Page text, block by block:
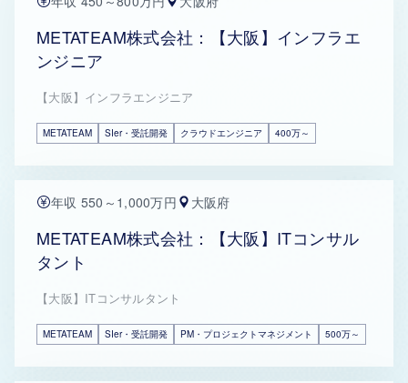
METATEAM株式会社：【大阪】インフラエ
ンジニア
【大阪】インフラエンジニア
METATEAM SIer・受託開発 クラウドエンジニア 400万～
年収 550～1,000万円 大阪府
METATEAM株式会社：【大阪】ITコンサル
タント
【大阪】ITコンサルタント
METATEAM SIer・受託開発 PM・プロジェクトマネジメント 500万～